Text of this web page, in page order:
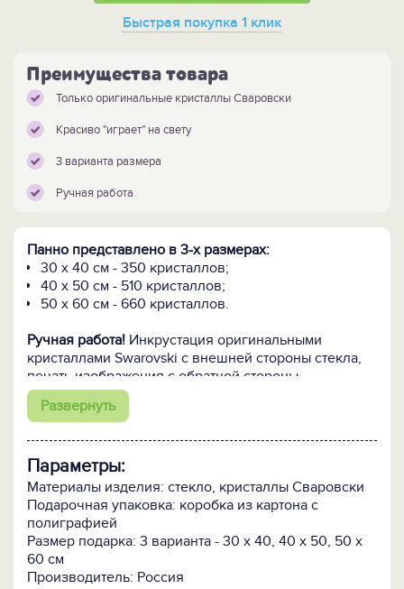
Быстрая покупка 1 клик
Преимущества товара
Только оригинальные кристаллы Сваровски
Красиво "играет" на свету
3 варианта размера
Ручная работа
Панно представлено в 3-х размерах:
30 х 40 см - 350 кристаллов;
40 х 50 см - 510 кристаллов;
50 х 60 см - 660 кристаллов.
Ручная работа! Инкрустация оригинальными
кристаллами Swarovski с внешней стороны стекла,
печать изображения с обратной стороны
стекла. Сертификат подлинности Сваровски
прилагается.
надпись: поздравительную, наградную,
информационную и т.п.Также возможно изменить
размер панно и подобрать подходящий к любому
интерьеру багет.
Развернуть
Параметры:
Материалы изделия: стекло, кристаллы Сваровски
Подарочная упаковка: коробка из картона с
полиграфией
Размер подарка: 3 варианта - 30 х 40, 40 х 50, 50 х
60 см
Производитель: Россия